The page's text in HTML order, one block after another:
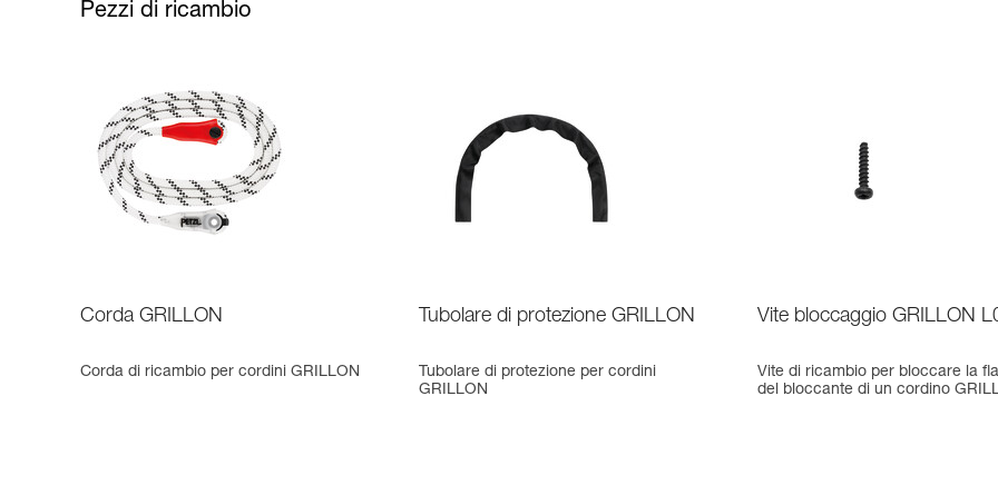
Pezzi di ricambio
Corda GRILLON
Corda di ricambio per cordini GRILLON
Tubolare di protezione GRILLON
Tubolare di protezione per cordini
GRILLON
Vite bloccaggio GRILLON
Vite di ricambio per bloccare la
del bloccante di un cordino